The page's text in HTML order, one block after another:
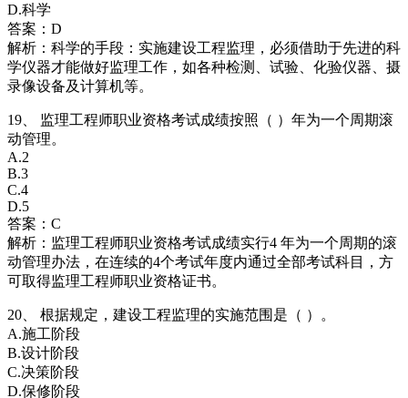
D.科学
答案：D
解析：科学的手段：实施建设工程监理，必须借助于先进的科
学仪器才能做好监理工作，如各种检测、试验、化验仪器、摄
录像设备及计算机等。
19、 监理工程师职业资格考试成绩按照（ ）年为一个周期滚
动管理。
A.2
B.3
C.4
D.5
答案：C
解析：监理工程师职业资格考试成绩实行4 年为一个周期的滚
动管理办法，在连续的4个考试年度内通过全部考试科目，方
可取得监理工程师职业资格证书。
20、 根据规定，建设工程监理的实施范围是（ ）。
A.施工阶段
B.设计阶段
C.决策阶段
D.保修阶段